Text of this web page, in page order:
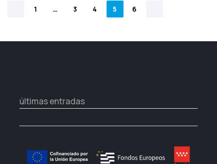
1 … 3 4 5 6
últimas entradas